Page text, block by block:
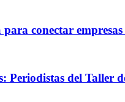
conectar
Periodistas del Taller